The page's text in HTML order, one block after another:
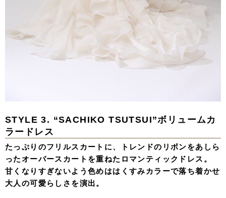
STYLE 3. “SACHIKO TSUTSUI”ボリュームカ
ラードレス
たっぷりのフリルスカートに、トレンドのリボンをあしら
ったオーバースカートを重ねたロマンティックドレス。
甘くなりすぎないよう色めははくすみカラーで落ち着かせ
大人の可愛らしさを演出。